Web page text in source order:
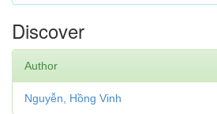
Discover
Author
Nguyễn, Hồng Vinh